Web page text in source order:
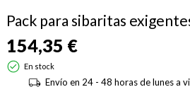
Pack para sibaritas
154,35 €
En stock
Envío en 24 - 48 horas de lunes a